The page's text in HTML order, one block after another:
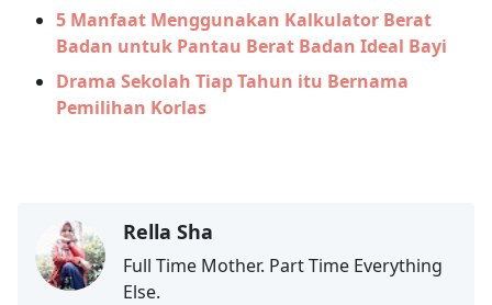
5 Manfaat Menggunakan Kalkulator Berat
Badan untuk Pantau Berat Badan Ideal Bayi
Drama Sekolah Tiap Tahun itu Bernama
Pemilihan Korlas
Rella Sha
Full Time Mother. Part Time Everything
Else.